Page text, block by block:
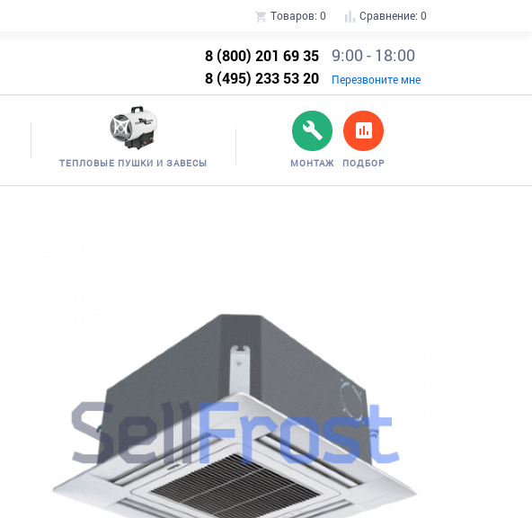
Товаров: 0 Сравнение: 0
8 (800) 201 69 35
8 (495) 233 53 20
9:00 - 18:00
Перезвоните мне
ТЕПЛОВЫЕ ПУШКИ И ЗАВЕСЫ МОНТАЖ ПОДБОР